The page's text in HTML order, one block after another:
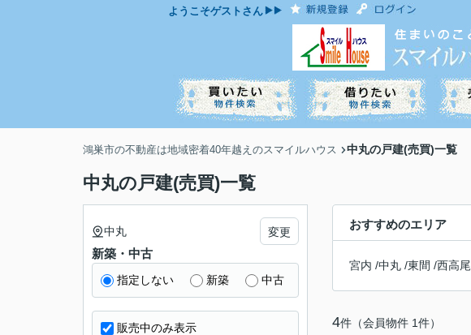
ようこそゲスト さん
鴻巣市の不動産は地域密着40年越えのスマイルハウス 中丸の戸建(売買)一覧
中丸の戸建(売買)一覧
おすすめのエリア
宮内 /中丸 /東間 /西高尾
4件（会員物件 1件）
中丸 変更
新築・中古
指定しない 新築 中古
販売中のみ表示